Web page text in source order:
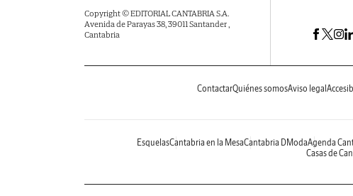
Copyright © EDITORIAL CANTABRIA S.A.
Avenida de Parayas 38, 39011 Santander ,
Cantabria
ContactarQuiénes somosAviso legal
EsquelasCantabria en la MesaCantabria DModaAgenda
Casas de